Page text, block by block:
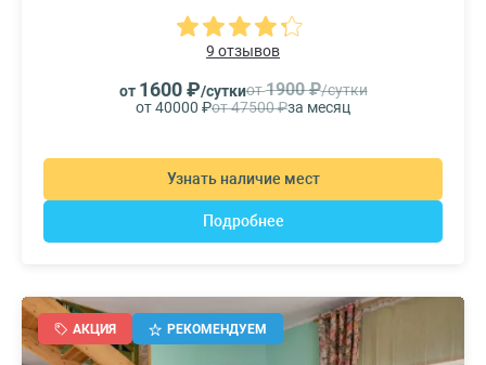
9 отзывов
от 1600 ₽/суткиот1900 ₽/сутки
от 40000 ₽от 47500 ₽за месяц
Узнать наличие мест
Подробнее
АКЦИЯ РЕКОМЕНДУЕМ